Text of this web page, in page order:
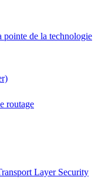
pointe de la technologie
routage
Layer Security